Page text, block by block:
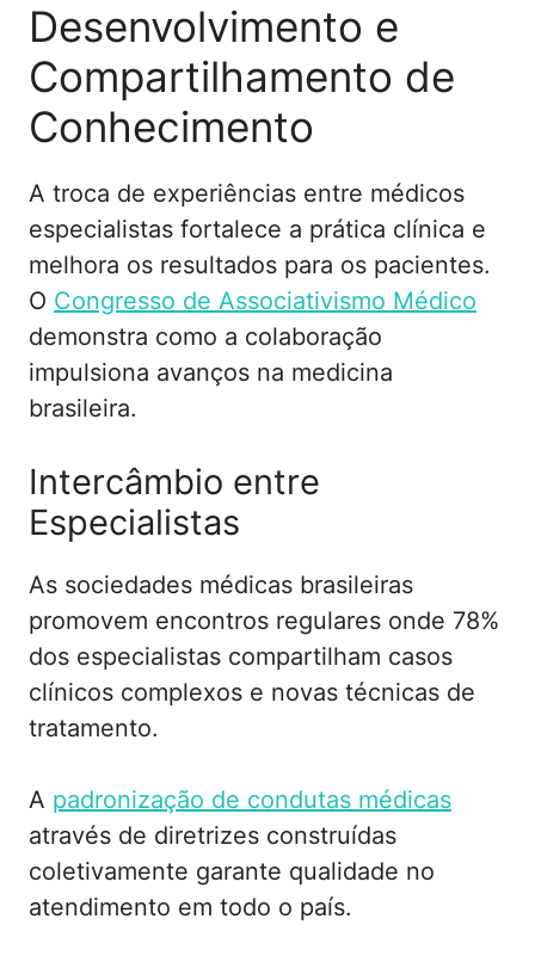
Desenvolvimento e
Compartilhamento de
Conhecimento
A troca de experiências entre médicos
especialistas fortalece a prática clínica e
melhora os resultados para os pacientes.
O Congresso de Associativismo Médico
demonstra como a colaboração
impulsiona avanços na medicina
brasileira.
Intercâmbio entre
Especialistas
As sociedades médicas brasileiras
promovem encontros regulares onde 78%
dos especialistas compartilham casos
clínicos complexos e novas técnicas de
tratamento.
A padronização de condutas médicas
através de diretrizes construídas
coletivamente garante qualidade no
atendimento em todo o país.